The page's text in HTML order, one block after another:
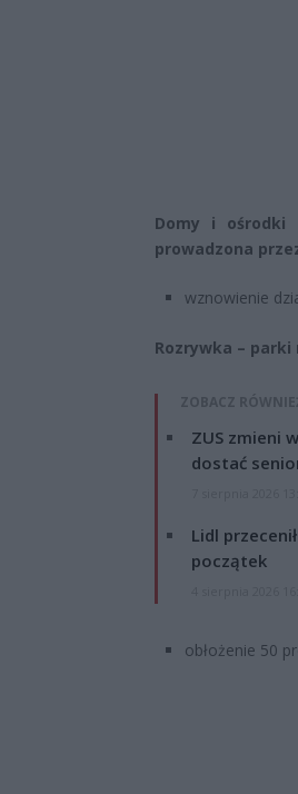
Domy i ośrodki
prowadzona
wznowienie
Rozrywka –
ZOBACZ
ZUS zmieni
dostać
Lidl
początek
obłożenie 50